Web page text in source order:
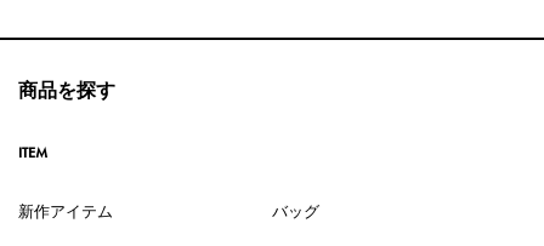
商品を探す
ITEM
新作アイテム バッグ